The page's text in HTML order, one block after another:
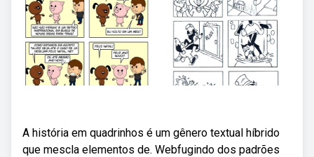
A história em quadrinhos é um gênero textual híbrido
que mescla elementos de. Webfugindo dos padrões